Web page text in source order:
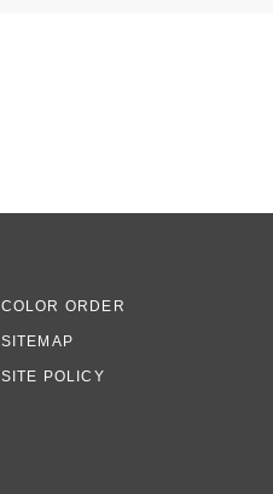
COLOR ORDER
SITEMAP
SITE POLICY